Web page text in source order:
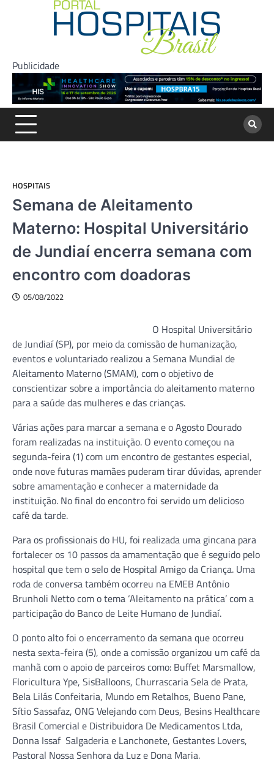
Publicidade
HOSPITAIS
Semana de Aleitamento
Materno: Hospital Universitário
de Jundiaí encerra semana com
encontro com doadoras
05/08/2022
O Hospital Universitário
de Jundiaí (SP), por meio da comissão de humanização,
eventos e voluntariado realizou a Semana Mundial de
Aleitamento Materno (SMAM), com o objetivo de
conscientizar sobre a importância do aleitamento materno
para a saúde das mulheres e das crianças.
Várias ações para marcar a semana e o Agosto Dourado
foram realizadas na instituição. O evento começou na
segunda-feira (1) com um encontro de gestantes especial,
onde nove futuras mamães puderam tirar dúvidas, aprender
sobre amamentação e conhecer a maternidade da
instituição. No final do encontro foi servido um delicioso
café da tarde.
Para os profissionais do HU, foi realizada uma gincana para
fortalecer os 10 passos da amamentação que é seguido pelo
hospital que tem o selo de Hospital Amigo da Criança. Uma
roda de conversa também ocorreu na EMEB Antônio
Brunholi Netto com o tema ‘Aleitamento na prática’ com a
participação do Banco de Leite Humano de Jundiaí.
O ponto alto foi o encerramento da semana que ocorreu
nesta sexta-feira (5), onde a comissão organizou um café da
manhã com o apoio de parceiros como: Buffet Marsmallow,
Floricultura Ype, SisBalloons, Churrascaria Sela de Prata,
Bela Lilás Confeitaria, Mundo em Retalhos, Bueno Pane,
Sítio Sassafaz, ONG Velejando com Deus, Besins Healthcare
Brasil Comercial e Distribuidora De Medicamentos Ltda,
Donna Issaf Salgaderia e Lanchonete, Gestantes Lovers,
Pastoral Nossa Senhora da Luz e Dona Maria.